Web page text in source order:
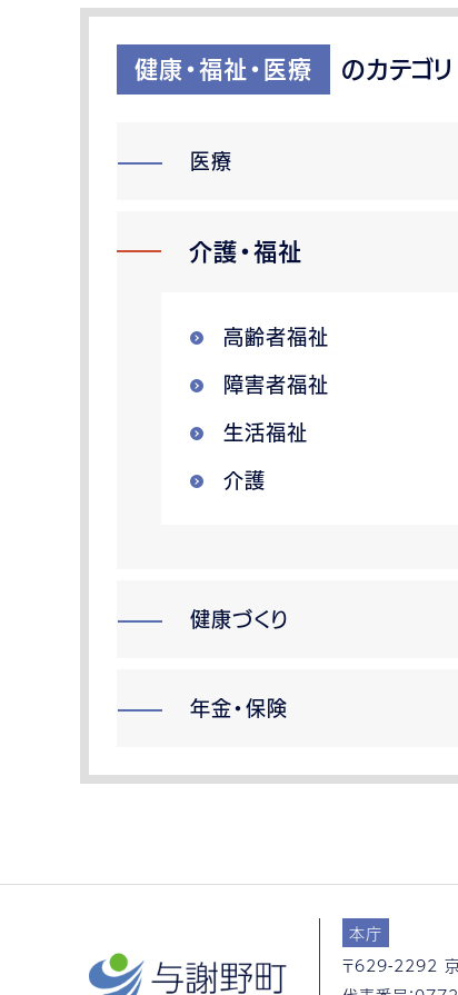
健康・福祉・医療 のカテゴリ
医療
介護・福祉
高齢者福祉
障害者福祉
生活福祉
介護
健康づくり
年金・保険
本庁
〒629-2292